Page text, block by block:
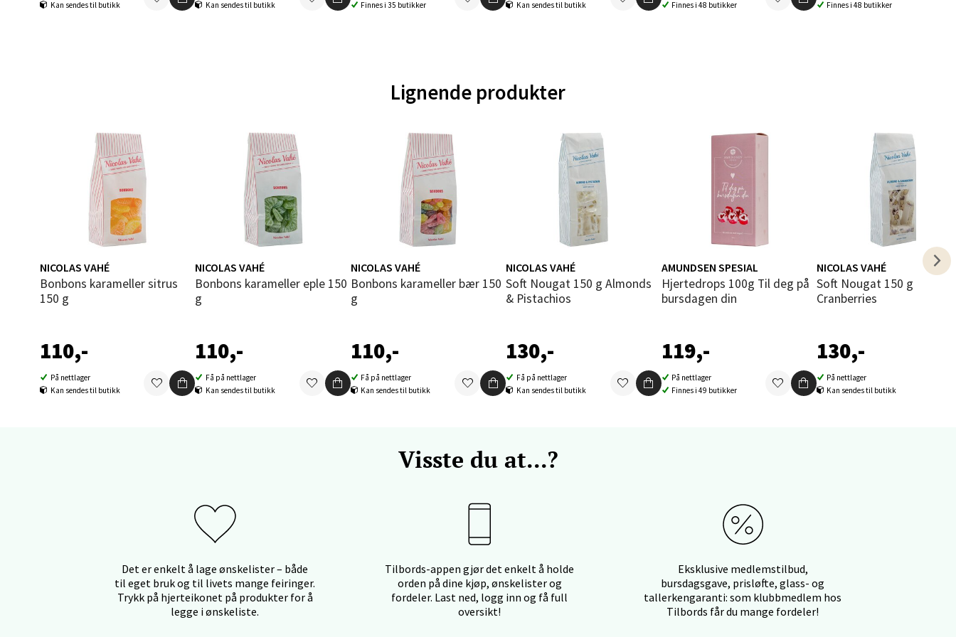
Kan sendes til butikk
Kan sendes til butikk
Finnes i 35 butikker
Kan sendes til butikk
Finnes i 48 butikker
Finnes i 48 butikker
Lignende produkter
NICOLAS VAHÉ
Bonbons karameller sitrus
150 g
110,-
På nettlager
Kan sendes til butikk
NICOLAS VAHÉ
Bonbons karameller eple 150
g
110,-
Få på nettlager
Kan sendes til butikk
NICOLAS VAHÉ
Bonbons karameller bær 150
g
110,-
Få på nettlager
Kan sendes til butikk
NICOLAS VAHÉ
Soft Nougat 150 g Almonds
& Pistachios
130,-
Få på nettlager
Kan sendes til butikk
AMUNDSEN SPESIAL
Hjertedrops 100g Til deg på
bursdagen din
119,-
På nettlager
Finnes i 49 butikker
NICOLAS VAHÉ
Soft Nougat 150 g Almond &
Cranberries
130,-
På nettlager
Kan sendes til butikk
Visste du at...?
Det er enkelt å lage ønskelister – både
til eget bruk og til livets mange feiringer.
Trykk på hjerteikonet på produkter for å
legge i ønskeliste.
Tilbords-appen gjør det enkelt å holde
orden på dine kjøp, ønskelister og
fordeler. Last ned, logg inn og få full
oversikt!
Eksklusive medlemstilbud,
bursdagsgave, prisløfte, glass- og
tallerkengaranti: som klubbmedlem hos
Tilbords får du mange fordeler!
Bolagsgata 1, 8514 Narvik
Bergen - Oasen Senter
Folke Bernadottes vei 52, 5147 Fyllingsdalen
Åpent i dag 10-21
0 i butikk
Oppdal - Aunasenteret
Aunasenteret, Sunndalsvegen 3, 7340 Oppdal
Åpent i dag 10-19
Velg
Orkanger - Thon Senter Orkanger
Thon Senter Orkanger, Orkdalsveien 113, 7300 Orkanger
Bergen - Thon Senter Sartor